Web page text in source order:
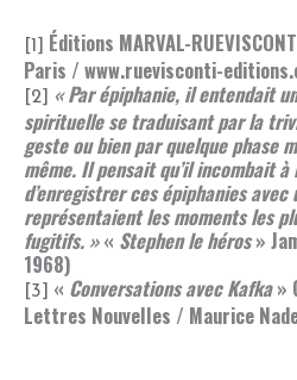
[1]
Éditions MARVAL-
Paris / www.ruevisconti-
[2]
« Par épiphanie, il entendait
spirituelle se traduisant par la
geste ou bien par quelque phase
même. Il pensait qu’il incombait à
d’enregistrer ces épiphanies
représentaient les moments les
fugitifs. »« Stephen le héros»
1968)
[3] « Conversations avec Kafka»
Lettres Nouvelles / Maurice